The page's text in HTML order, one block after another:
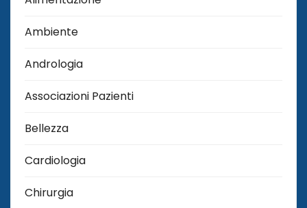
Ambiente
Andrologia
Associazioni Pazienti
Bellezza
Cardiologia
Chirurgia